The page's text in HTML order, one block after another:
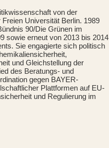
von der
Universität Berlin. 1989
90/Die Grünen im
sowie erneut von 2013 bis 2014
Sie engagierte sich politisch
und Gleichstellung der
des Beratungs- und
gegen BAYER-
Plattformen auf EU-
und Regulierung im